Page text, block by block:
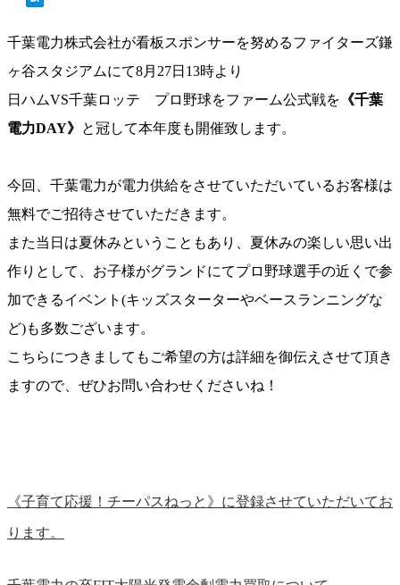
千葉電力株式会社が看板スポンサーを努めるファイターズ鎌
ヶ谷スタジアムにて8月27日13時より
日ハムVS千葉ロッテ プロ野球をファーム公式戦を 《千葉
電力DAY》 と冠して本年度も開催致します。
今回、千葉電力が電力供給をさせていただいているお客様は
無料でご招待させていただきます。
また当日は夏休みということもあり、夏休みの楽しい思い出
作りとして、お子様がグランドにてプロ野球選手の近くで参
加できるイベント(キッズスターターやベースランニングな
ど)も多数ございます。
こちらにつきましてもご希望の方は詳細を御伝えさせて頂き
ますので、ぜひお問い合わせくださいね！
《子育て応援！チーパスねっと》に登録させていただいてお
ります。